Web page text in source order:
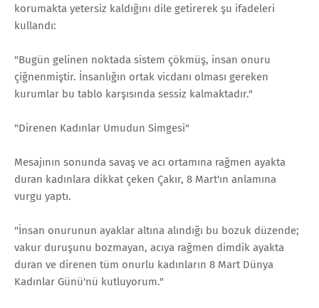
korumakta yetersiz kaldığını dile getirerek şu ifadeleri
kullandı:
"Bugün gelinen noktada sistem çökmüş, insan onuru
çiğnenmiştir. İnsanlığın ortak vicdanı olması gereken
kurumlar bu tablo karşısında sessiz kalmaktadır."
"Direnen Kadınlar Umudun Simgesi"
Mesajının sonunda savaş ve acı ortamına rağmen ayakta
duran kadınlara dikkat çeken Çakır, 8 Mart'ın anlamına
vurgu yaptı.
"İnsan onurunun ayaklar altına alındığı bu bozuk düzende;
vakur duruşunu bozmayan, acıya rağmen dimdik ayakta
duran ve direnen tüm onurlu kadınların 8 Mart Dünya
Kadınlar Günü'nü kutluyorum."